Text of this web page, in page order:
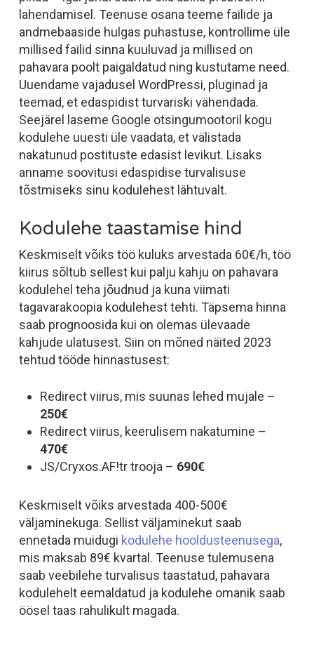
lahendamisel. Teenuse osana teeme failide ja
andmebaaside hulgas puhastuse, kontrollime üle
millised failid sinna kuuluvad ja millised on
pahavara poolt paigaldatud ning kustutame need.
Uuendame vajadusel WordPressi, pluginad ja
teemad, et edaspidist turvariski vähendada.
Seejärel laseme Google otsingumootoril kogu
kodulehe uuesti üle vaadata, et välistada
nakatunud postituste edasist levikut. Lisaks
anname soovitusi edaspidise turvalisuse
tõstmiseks sinu kodulehest lähtuvalt.
Kodulehe taastamise hind
Keskmiselt võiks töö kuluks arvestada 60€/h, töö
kiirus sõltub sellest kui palju kahju on pahavara
kodulehel teha jõudnud ja kuna viimati
tagavarakoopia kodulehest tehti. Täpsema hinna
saab prognoosida kui on olemas ülevaade
kahjude ulatusest. Siin on mõned näited 2023
tehtud tööde hinnastusest:
Redirect viirus, mis suunas lehed mujale –
250€
Redirect viirus, keerulisem nakatumine –
470€
JS/Cryxos.AF!tr trooja – 690€
Keskmiselt võiks arvestada 400-500€
väljaminekuga. Sellist väljaminekut saab
ennetada muidugi kodulehe hooldusteenusega,
mis maksab 89€ kvartal. Teenuse tulemusena
saab veebilehe turvalisus taastatud, pahavara
kodulehelt eemaldatud ja kodulehe omanik saab
öösel taas rahulikult magada.